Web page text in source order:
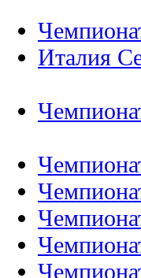
Италия